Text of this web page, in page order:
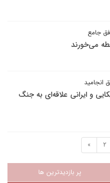
جامع
می‌خورند
انجامید
و ایرانی علاقه‌ای به جنگ
2
»
پر بازدیدترین ها